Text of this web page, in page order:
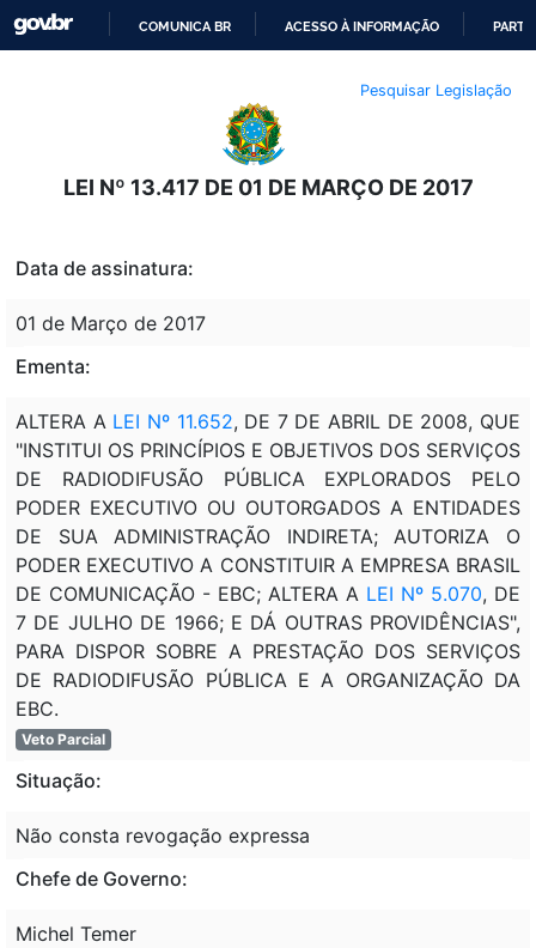
O
CONTEÚDO
COMUNICA BR ACESSO À INFORMAÇÃO
Pesquisar Legislação
LEI Nº 13.417 DE 01 DE MARÇO DE 2017
Data de assinatura:
01 de Março de 2017
Ementa:
ALTERA A LEI Nº 11.652, DE 7 DE ABRIL DE 2008, QUE
"INSTITUI OS PRINCÍPIOS E OBJETIVOS DOS SERVIÇOS
DE RADIODIFUSÃO PÚBLICA EXPLORADOS PELO
PODER EXECUTIVO OU OUTORGADOS A ENTIDADES
DE SUA ADMINISTRAÇÃO INDIRETA; AUTORIZA O
PODER EXECUTIVO A CONSTITUIR A EMPRESA BRASIL
DE COMUNICAÇÃO - EBC; ALTERA A LEI Nº 5.070, DE
7 DE JULHO DE 1966; E DÁ OUTRAS PROVIDÊNCIAS",
PARA DISPOR SOBRE A PRESTAÇÃO DOS SERVIÇOS
DE RADIODIFUSÃO PÚBLICA E A ORGANIZAÇÃO DA
EBC.
Veto Parcial
Situação:
Não consta revogação expressa
Chefe de Governo:
Michel Temer